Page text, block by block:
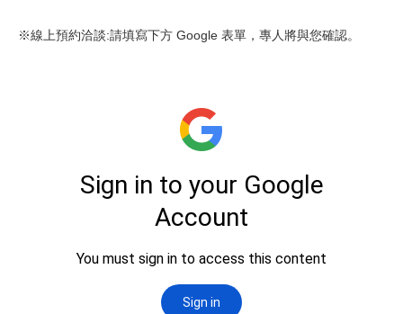
※線上預約洽談:請填寫下方 Google 表單，專人將與您確認。